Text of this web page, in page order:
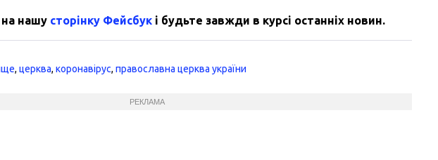
на нашу сторінку Фейсбук і будьте завжди в курсі останніх новин.
,церква,коронавірус,православна церква україни
РЕКЛАМА